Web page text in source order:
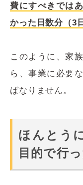
費にすべきでは
かった日数分（3
このように、家
ら、事業に必要
ばなりません。
ほんとう
目的で行